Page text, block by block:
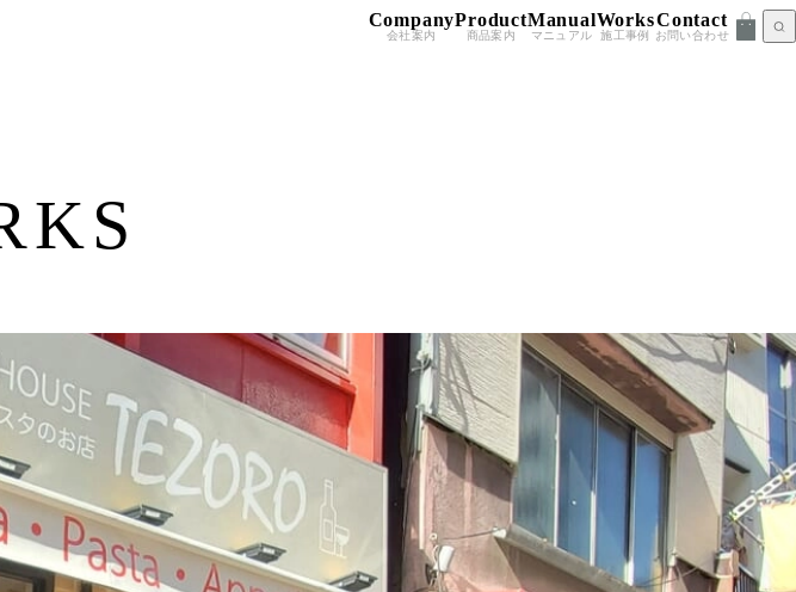
Company
会社案内
Product
商品案内
Manual
マニュアル
Works
施工事例
Contact
お問い合わせ